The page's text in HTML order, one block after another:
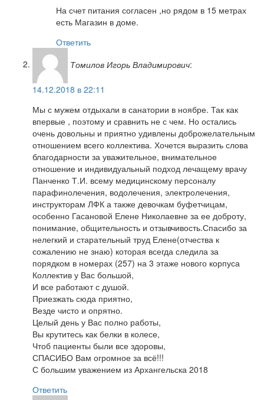
На счет питания согласен ,но рядом в 15 метрах
есть Магазин в доме.
Ответить
Томилов Игорь Владимирович:
14.12.2018 в 22:11
Мы с мужем отдыхали в санатории в ноябре. Так как
впервые , поэтому и сравнить не с чем. Но остались
очень довольны и приятно удивлены доброжелательным
отношением всего коллектива. Хочется выразить слова
благодарности за уважительное, внимательное
отношение и индивидуальный подход лечащему врачу
Панченко Т.И. всему медицинскому персоналу
парафинолечения, водолечения, электролечения,
инструкторам ЛФК а также девочкам буфетчицам,
особенно Гасановой Елене Николаевне за ее доброту,
понимание, общительность и отзывчивость.Спасибо за
нелегкий и старательный труд Елене(отчества к
сожалению не знаю) которая всегда следила за
порядком в номерах (257) на 3 этаже нового корпуса
Коллектив у Вас большой,
И все работают с душой.
Приезжать сюда приятно,
Везде чисто и опрятно.
Целый день у Вас полно работы,
Вы крутитесь как белки в колесе,
Чтоб пациенты были все здоровы,
СПАСИБО Вам огромное за всё!!!
С большим уважением из Архангельска 2018
Ответить